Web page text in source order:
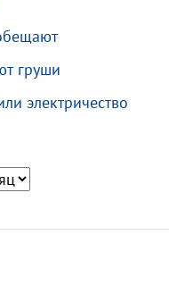
груши
электричество